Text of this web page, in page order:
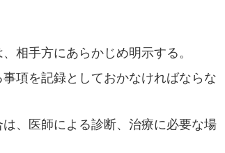
相手方にあらかじめ明示する。
項を記録としておかなければならな
、医師による診断、治療に必要な場